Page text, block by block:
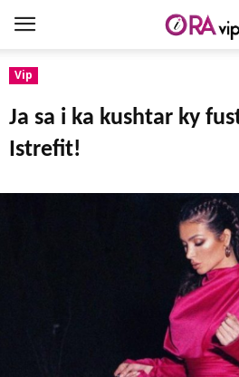
Vip
Ja sa i ka kushtar ky
Istrefit!